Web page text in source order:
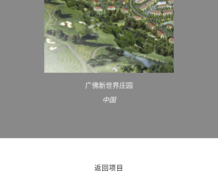
广佛新世界庄园
中国
返回项目